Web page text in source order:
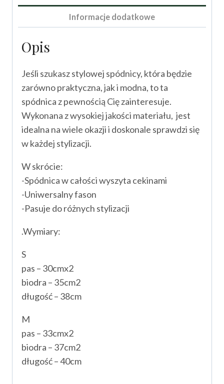
Informacje dodatkowe
Opis
Jeśli szukasz stylowej spódnicy, która będzie
zarówno praktyczna, jak i modna, to ta
spódnica z pewnością Cię zainteresuje.
Wykonana z wysokiej jakości materiału, jest
idealna na wiele okazji i doskonale sprawdzi się
w każdej stylizacji.
W skrócie:
-Spódnica w całości wyszyta cekinami
-Uniwersalny fason
-Pasuje do różnych stylizacji
.Wymiary:
S
pas – 30cmx2
biodra – 35cm2
długość – 38cm
M
pas – 33cmx2
biodra – 37cm2
długość – 40cm